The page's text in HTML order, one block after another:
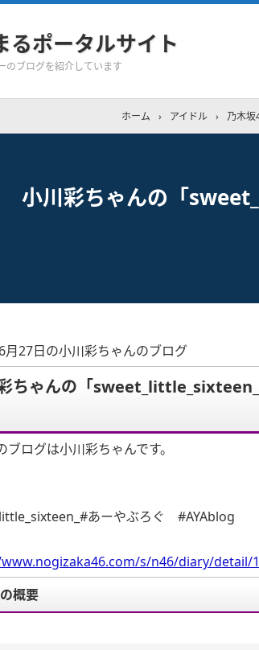
るポータルサイト
のブログを紹介しています
ホーム › アイドル › 乃木坂
小川彩ちゃんの「
月27日の小川彩ちゃんのブログ
ちゃんの「
ブログは小川彩ちゃんです。
あーやぶろぐ #AYAblog
s/n46/diary/detail/
概要